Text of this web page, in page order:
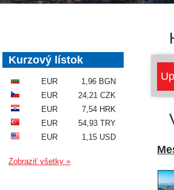
Kurzový lístok
EUR
1,96 BGN
EUR
24,21 CZK
EUR
7,54 HRK
EUR
54,93 TRY
EUR
1,15 USD
Zobraziť všetky »